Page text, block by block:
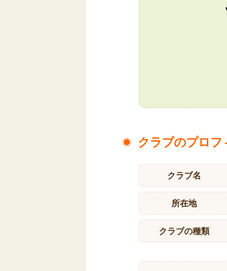
クラブのプロフ
クラブ名
所在地
クラブの種類